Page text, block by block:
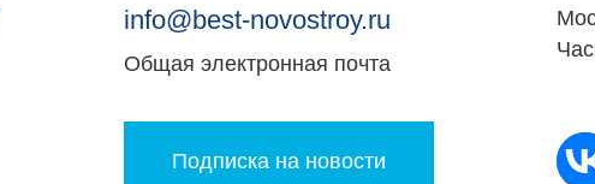
info@best-novostroy.ru
Общая электронная почта
Подписка на новости